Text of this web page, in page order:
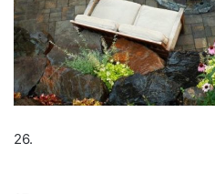
26.